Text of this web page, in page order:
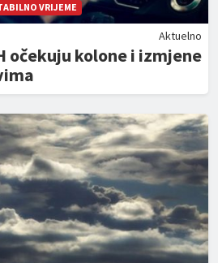
VRIJEME
Aktuelno
očekuju kolone i izmjene